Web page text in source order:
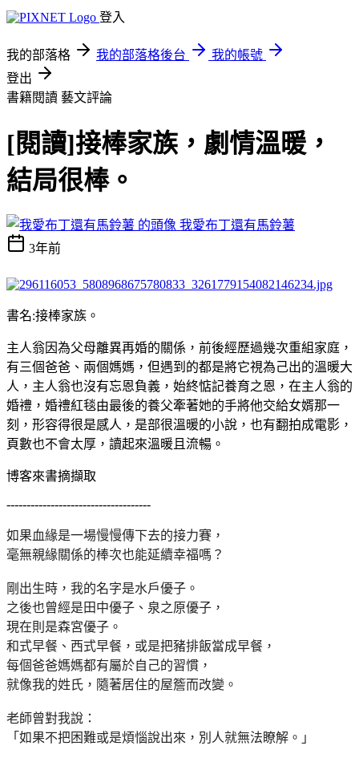
登入
我的部落格 我的部落格後台
我的帳號
登出
書籍閱讀 藝文評論
[閱讀]接棒家族，劇情溫暖，
結局很棒。
我愛布丁還有馬鈴薯
3年前
書名:接棒家族。
主人翁因為父母離異再婚的關係，前後經歷過幾次重組家庭，
有三個爸爸、兩個媽媽，但遇到的都是將它視為己出的溫暖大
人，主人翁也沒有忘恩負義，始終惦記養育之恩，在主人翁的
婚禮，婚禮紅毯由最後的養父牽著她的手將他交給女婿那一
刻，形容得很是感人，是部很溫暖的小說，也有翻拍成電影，
頁數也不會太厚，讀起來溫暖且流暢。
博客來書摘擷取
------------------------------------
如果血緣是一場慢慢傳下去的接力賽，
毫無親緣關係的棒次也能延續幸福嗎？
剛出生時，我的名字是水戶優子。
之後也曾經是田中優子、泉之原優子，
現在則是森宮優子。
和式早餐、西式早餐，或是把豬排飯當成早餐，
每個爸爸媽媽都有屬於自己的習慣，
就像我的姓氏，隨著居住的屋簷而改變。
老師曾對我說：
「如果不把困難或是煩惱說出來，別人就無法瞭解。」